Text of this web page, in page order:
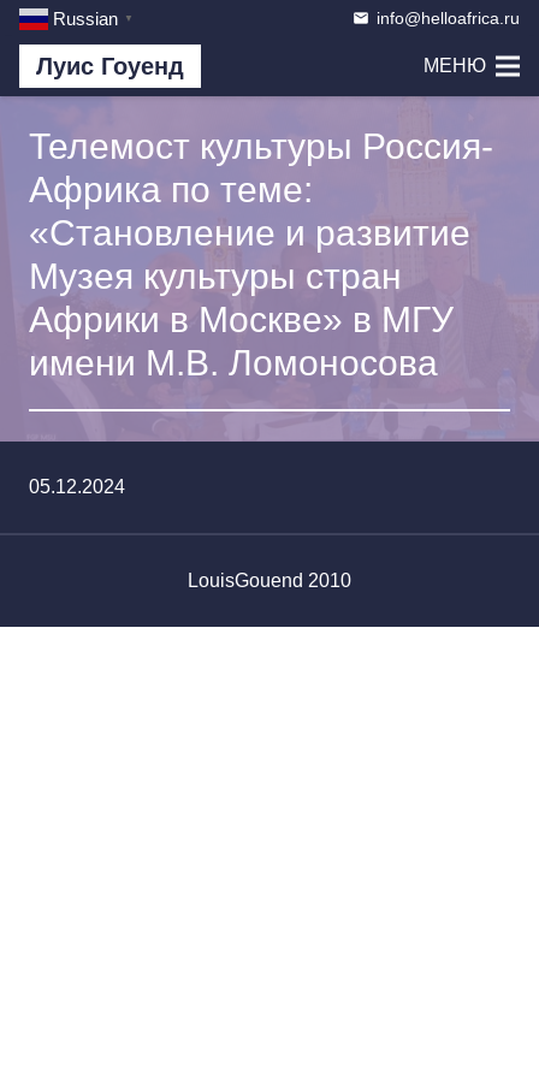
Russian ▼ email info@helloafrica.ru
Луис Гоуенд МЕНЮ
Телемост культуры Россия-
Африка по теме:
«Становление и развитие
Музея культуры стран
Африки в Москве» в МГУ
имени М.В. Ломоносова
05.12.2024
LouisGouend 2010